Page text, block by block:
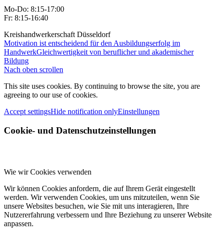
Mo-Do: 8:15-17:00
Fr: 8:15-16:40
Kreishandwerkerschaft Düsseldorf
Motivation ist entscheidend für den Ausbildungserfolg im
HandwerkGleichwertigkeit von beruflicher und akademischer
Bildung
Nach oben scrollen
This site uses cookies. By continuing to browse the site, you are
agreeing to our use of cookies.
Accept settingsHide notification onlyEinstellungen
Cookie- und Datenschutzeinstellungen
Wie wir Cookies verwenden
Wir können Cookies anfordern, die auf Ihrem Gerät eingestellt
werden. Wir verwenden Cookies, um uns mitzuteilen, wenn Sie
unsere Websites besuchen, wie Sie mit uns interagieren, Ihre
Nutzererfahrung verbessern und Ihre Beziehung zu unserer Website
anpassen.